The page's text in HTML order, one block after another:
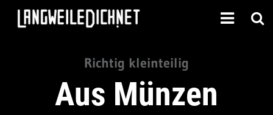
Richtig kleinteilig
Aus Münzen